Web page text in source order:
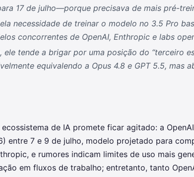
17 de julho—porque precisava de mais pré-
necessidade de treinar o modelo no 3.5 Pro
concorrentes de OpenAI, Enthropic e labs
ele tende a brigar por uma posição do “terceiro
equivalendo a Opus 4.8 e GPT 5.5, mas
de IA promete ficar agitado: a
entre 7 e 9 de julho, modelo projetado para
e rumores indicam limites de uso mais
em fluxos de trabalho; entretanto, tanto